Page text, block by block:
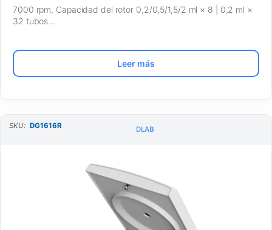
7000 rpm, Capacidad del rotor 0,2/0,5/1,5/2 ml × 8 | 0,2 ml ×
32 tubos…
Leer más
SKU: DG1616R DLAB